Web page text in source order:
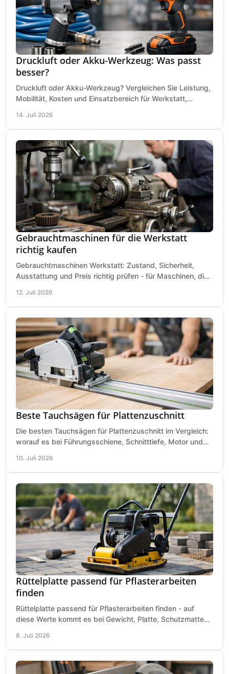
Druckluft oder Akku-Werkzeug: Was passt
besser?
Druckluft oder Akku-Werkzeug? Vergleichen Sie Leistung,
Mobilität, Kosten und Einsatzbereich für Werkstatt,
14. Juli 2026
Gebrauchtmaschinen für die Werkstatt
richtig kaufen
Gebrauchtmaschinen Werkstatt: Zustand, Sicherheit,
Ausstattung und Preis richtig prüfen - für Maschinen, die
12. Juli 2026
Beste Tauchsägen für Plattenzuschnitt
Die besten Tauchsägen für Plattenzuschnitt im Vergleich:
worauf es bei Führungsschiene, Schnitttiefe, Motor und
10. Juli 2026
Rüttelplatte passend für Pflasterarbeiten
finden
Rüttelplatte passend für Pflasterarbeiten finden - auf
diese Werte kommt es bei Gewicht, Platte, Schutzmatte
8. Juli 2026